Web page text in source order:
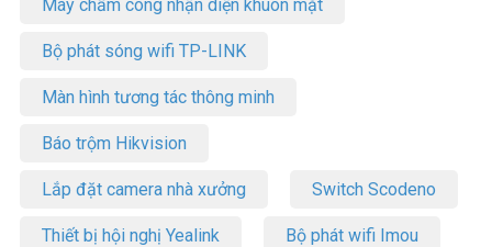
Máy chấm công nhận diện khuôn mặt
Bộ phát sóng wifi TP-LINK
Màn hình tương tác thông minh
Báo trộm Hikvision
Lắp đặt camera nhà xưởng Switch Scodeno
Thiết bị hội nghị Yealink Bộ phát wifi Imou